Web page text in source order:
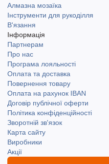
Алмазна мозаїка
Інструменти для рукоділля
В'язання
Інформація
Партнерам
Про нас
Програма лояльності
Оплата та доставка
Повернення товару
Оплата на рахунок IBAN
Договір публічної оферти
Політика конфіденційності
Зворотній зв'язок
Карта сайту
Виробники
Акції